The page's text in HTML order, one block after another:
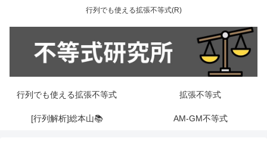
行列でも使える拡張不等式(R)
行列でも使える拡張不等式 拡張不等式
[行列解析]総本山📚 AM-GM不等式